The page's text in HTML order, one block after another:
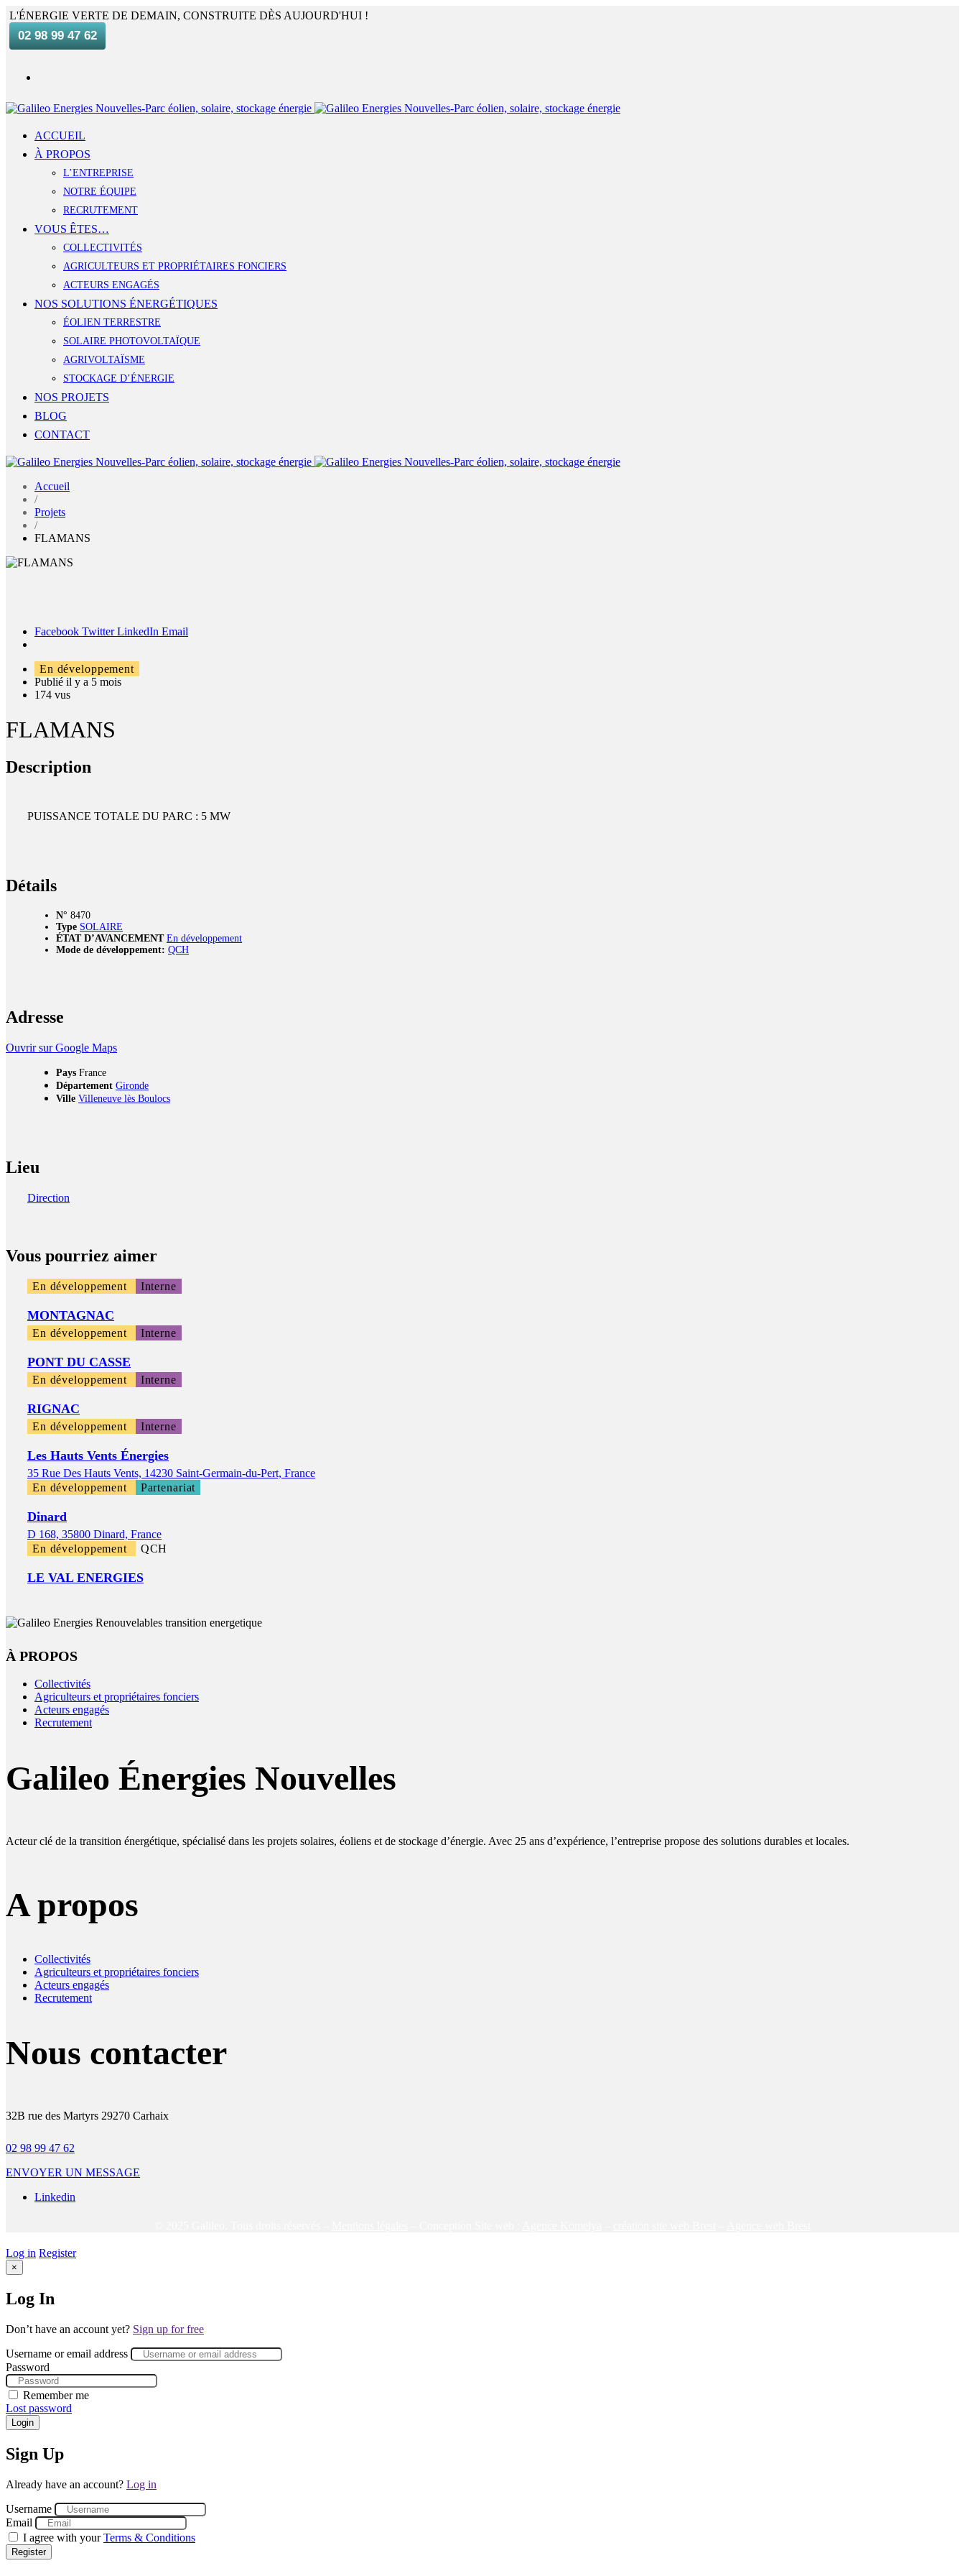
L'ÉNERGIE VERTE DE DEMAIN, CONSTRUITE DÈS AUJOURD'HUI !
02 98 99 47 62
ACCUEIL
À PROPOS
L’ENTREPRISE
NOTRE ÉQUIPE
RECRUTEMENT
VOUS ÊTES…
COLLECTIVITÉS
AGRICULTEURS ET PROPRIÉTAIRES FONCIERS
ACTEURS ENGAGÉS
NOS SOLUTIONS ÉNERGÉTIQUES
ÉOLIEN TERRESTRE
SOLAIRE PHOTOVOLTAÏQUE
AGRIVOLTAÏSME
STOCKAGE D’ÉNERGIE
NOS PROJETS
BLOG
CONTACT
Accueil
/
Projets
/
FLAMANS
Facebook Twitter LinkedIn Email
En développement
Publié il y a 5 mois
174 vus
FLAMANS
Description
PUISSANCE TOTALE DU PARC : 5 MW
Détails
N° 8470
Type SOLAIRE
ÉTAT D’AVANCEMENT En développement
Mode de développement: QCH
Adresse
Ouvrir sur Google Maps
Pays France
Département Gironde
Ville Villeneuve lès Boulocs
Lieu
Direction
Vous pourriez aimer
En développement Interne
MONTAGNAC
En développement Interne
PONT DU CASSE
En développement Interne
RIGNAC
En développement Interne
Les Hauts Vents Énergies
35 Rue Des Hauts Vents, 14230 Saint-Germain-du-Pert, France
En développement
Partenariat
Dinard
D 168, 35800 Dinard, France
En développement
QCH
LE VAL ENERGIES
À PROPOS
Collectivités
Agriculteurs et propriétaires fonciers
Acteurs engagés
Recrutement
Galileo Énergies Nouvelles
Acteur clé de la transition énergétique, spécialisé dans les projets solaires, éoliens et de stockage d’énergie. Avec 25 ans d’expérience, l’entreprise propose des solutions durables et locales.
A propos
Collectivités
Agriculteurs et propriétaires fonciers
Acteurs engagés
Recrutement
Nous contacter
32B rue des Martyrs 29270 Carhaix
02 98 99 47 62
ENVOYER UN MESSAGE
Linkedin
Log in Register
×
Log In
Don’t have an account yet? Sign up for free
Username or email address
Password
Remember me
Lost password
Login
Sign Up
Already have an account? Log in
Username
Email
I agree with yourTerms & Conditions
Register